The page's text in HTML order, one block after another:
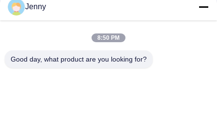
Jenny
8:50 PM
Good day, what product are you looking for?